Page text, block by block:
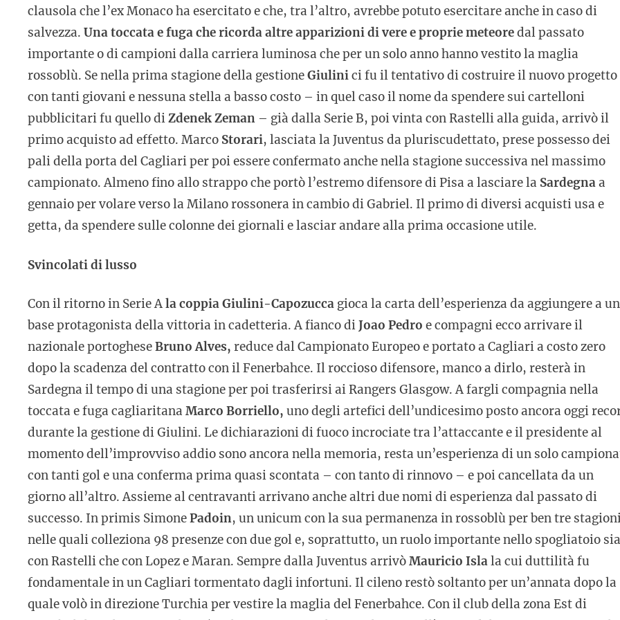
clausola che l’ex Monaco ha esercitato e che, tra l’altro, avrebbe potuto esercitare anche in caso di
salvezza. Una toccata e fuga che ricorda altre apparizioni di vere e proprie meteoredal passato
importante o di campioni dalla carriera luminosa che per un solo anno hanno vestito la maglia
rossoblù. Se nella prima stagione della gestioneGiulinici fu il tentativo di costruire il nuovo progetto
con tanti giovani e nessuna stella a basso costo – in quel caso il nome da spendere sui cartelloni
pubblicitari fu quello diZdenek Zeman – già dalla Serie B, poi vinta con Rastelli alla guida, arrivò il
primo acquisto ad effetto. Marco Storari, lasciata la Juventus da pluriscudettato, prese possesso dei
pali della porta del Cagliari per poi essere confermato anche nella stagione successiva nel massimo
campionato. Almeno fino allo strappo che portò l’estremo difensore di Pisa a lasciare la Sardegnaa
gennaio per volare verso la Milano rossonera in cambio di Gabriel. Il primo di diversi acquisti usa e
getta, da spendere sulle colonne dei giornali e lasciar andare alla prima occasione utile.
Svincolati di lusso
Con il ritorno in Serie Ala coppia Giulini-Capozucca gioca la carta dell’esperienza da aggiungere a
base protagonista della vittoria in cadetteria. A fianco diJoao Pedro e compagni ecco arrivare il
nazionale portogheseBruno Alves, reduce dal Campionato Europeo e portato a Cagliari a costo zero
dopo la scadenza del contratto con il Fenerbahce. Il roccioso difensore, manco a dirlo, resterà in
Sardegna il tempo di una stagione per poi trasferirsi ai Rangers Glasgow. A fargli compagnia nella
toccata e fuga cagliaritana Marco Borriello, uno degli artefici dell’undicesimo posto ancora oggi
durante la gestione di Giulini. Le dichiarazioni di fuoco incrociate tra l’attaccante e il presidente al
momento dell’improvviso addio sono ancora nella memoria, resta un’esperienza di un solo
con tanti gol e una conferma prima quasi scontata – con tanto di rinnovo – e poi cancellata da un
giorno all’altro. Assieme al centravanti arrivano anche altri due nomi di esperienza dal passato di
successo. In primis SimonePadoin, un unicum con la sua permanenza in rossoblù per ben tre
nelle quali colleziona 98 presenze con due gol e, soprattutto, un ruolo importante nello spogliatoio sia
con Rastelli che con Lopez e Maran. Sempre dalla Juventus arrivòMauricio Islala cui duttilità fu
fondamentale in un Cagliari tormentato dagli infortuni. Il cileno restò soltanto per un’annata dopo la
quale volò in direzione Turchia per vestire la maglia del Fenerbahce. Con il club della zona Est di